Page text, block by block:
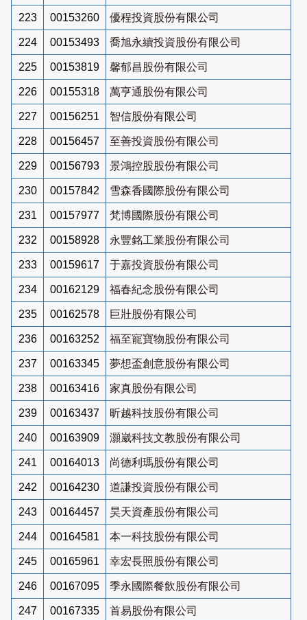
223 00153260 優程投資股份有限公司
224 00153493 喬旭永續投資股份有限公司
225 00153819 馨郁昌股份有限公司
226 00155318 萬亨通股份有限公司
227 00156251 智信股份有限公司
228 00156457 至善投資股份有限公司
229 00156793 景鴻控股股份有限公司
230 00157842 雪森香國際股份有限公司
231 00157977 梵博國際股份有限公司
232 00158928 永豐銘工業股份有限公司
233 00159617 于嘉投資股份有限公司
234 00162129 福春紀念股份有限公司
235 00162578 巨壯股份有限公司
236 00163252 福至寵寶物股份有限公司
237 00163345 夢想盃創意股份有限公司
238 00163416 家真股份有限公司
239 00163437 昕越科技股份有限公司
240 00163909 灝崴科技文教股份有限公司
241 00164013 尚德利瑪股份有限公司
242 00164230 道謙投資股份有限公司
243 00164457 昊天資產股份有限公司
244 00164581 本一科技股份有限公司
245 00165961 幸宏長照股份有限公司
246 00167095 季永國際餐飲股份有限公司
247 00167335 首易股份有限公司